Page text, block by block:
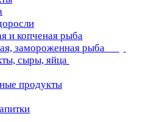
и копченая рыба
замороженная рыба
сыры, яйца
продукты